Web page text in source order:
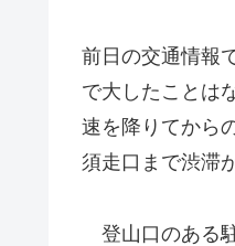
前日の交通情報
で大したことは
速を降りてから
須走口まで渋滞
登山口のある